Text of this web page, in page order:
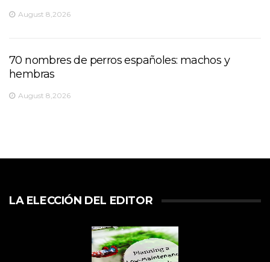
August 8,2026
70 nombres de perros españoles: machos y
hembras
August 8,2026
LA ELECCIÓN DEL EDITOR